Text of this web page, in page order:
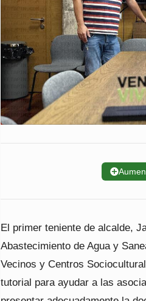
➕
El primer teniente de alcalde,
Abastecimiento de Agua y
Vecinos y Centros
tutorial para ayudar a las